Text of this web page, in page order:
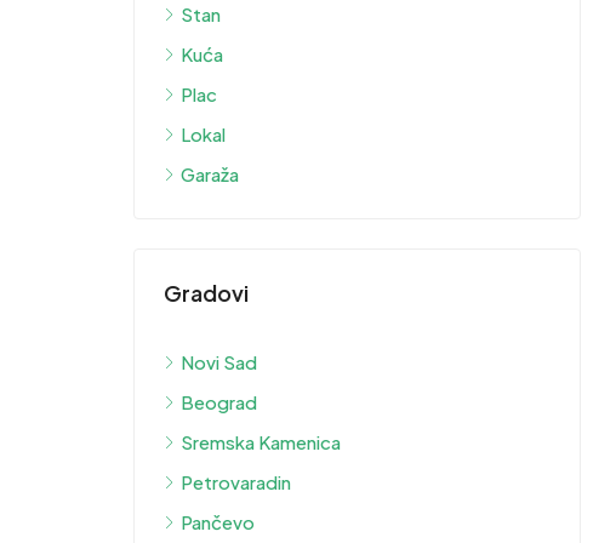
Stan
Kuća
Plac
Lokal
Garaža
Gradovi
Novi Sad
Beograd
Sremska Kamenica
Petrovaradin
Pančevo